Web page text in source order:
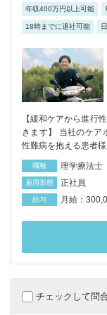
年収400万円以上可能
18時までに退社可能
【緩和ケアから進行
きます】 当社のケア
性難病を抱える患者
職種 理学療法士
雇用形態 正社員
給与 月給：
チェックして問